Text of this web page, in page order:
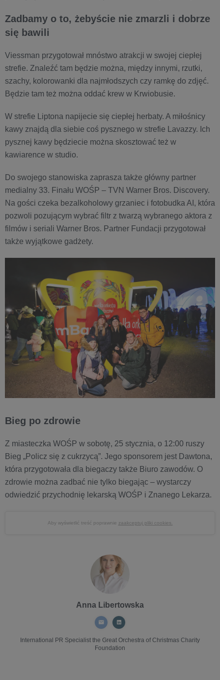
Zadbamy o to, żebyście nie zmarzli i dobrze
się bawili
Viessman przygotował mnóstwo atrakcji w swojej ciepłej
strefie. Znaleźć tam będzie można, między innymi, rzutki,
szachy, kolorowanki dla najmłodszych czy ramkę do zdjęć.
Będzie tam też można oddać krew w Krwiobusie.
W strefie Liptona napijecie się ciepłej herbaty. A miłośnicy
kawy znajdą dla siebie coś pysznego w strefie Lavazzy. Ich
pysznej kawy będziecie można skosztować też w
kawiarence w studio.
Do swojego stanowiska zaprasza także główny partner
medialny 33. Finału WOŚP – TVN Warner Bros. Discovery.
Na gości czeka bezalkoholowy grzaniec i fotobudka AI, która
pozwoli pozującym wybrać filtr z twarzą wybranego aktora z
filmów i seriali Warner Bros. Partner Fundacji przygotował
także wyjątkowe gadżety.
Bieg po zdrowie
Z miasteczka WOŚP w sobotę, 25 stycznia, o 12:00 ruszy
Bieg „Policz się z cukrzycą”. Jego sponsorem jest Dawtona,
która przygotowała dla biegaczy także Biuro zawodów. O
zdrowie można zadbać nie tylko biegając – wystarczy
odwiedzić przychodnię lekarską WOŚP i Znanego Lekarza.
Aby wyświetlić treść poprawnie zaakceptuj pliki cookies.
Anna Libertowska
International PR Specialist the Great Orchestra of Christmas Charity
Foundation